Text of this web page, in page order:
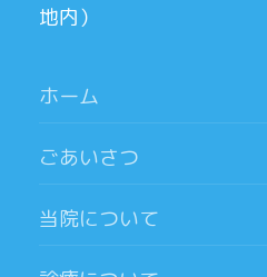
地内）
ホーム
ごあいさつ
当院について